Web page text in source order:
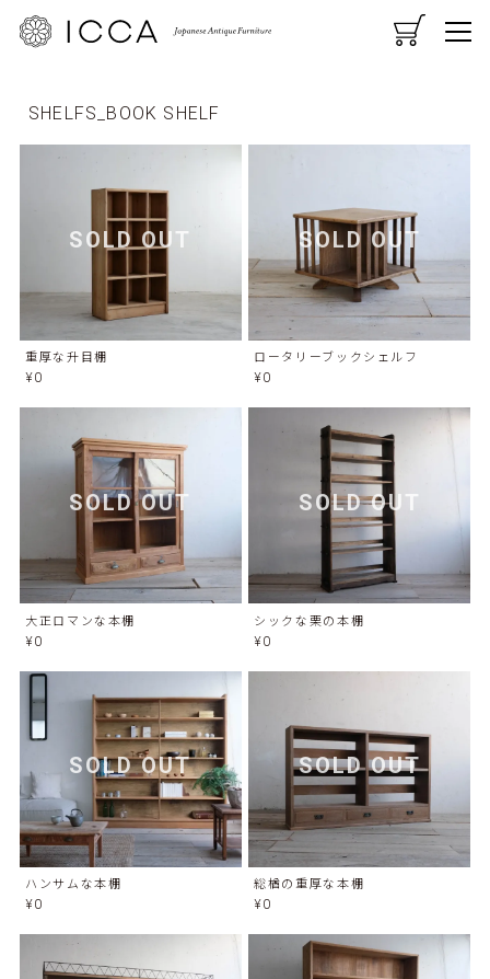
CART MENU
SHELFS BOOK SHELF
SOLD OUT
重厚な升目棚
¥0
SOLD OUT
ロータリーブックシェルフ
¥0
SOLD OUT
大正ロマンな本棚
¥0
SOLD OUT
シックな栗の本棚
¥0
SOLD OUT
ハンサムな本棚
¥0
SOLD OUT
総楢の重厚な本棚
¥0